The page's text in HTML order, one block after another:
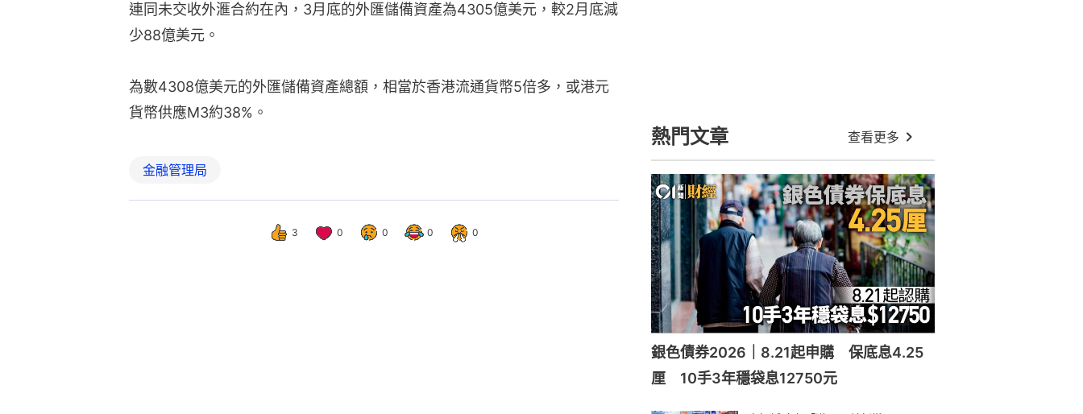
連同未交收外滙合約在內，3月底的外匯儲備資產為4305億美元，較2月底減
少88億美元。
為數4308億美元的外匯儲備資產總額，相當於香港流通貨幣5倍多，或港元
貨幣供應M3約38%。
金融管理局
3 0 0 0 0
熱門文章 查看更多
銀色債券2026｜8.21起申購 保底息4.25
厘 10手3年穩袋息12750元